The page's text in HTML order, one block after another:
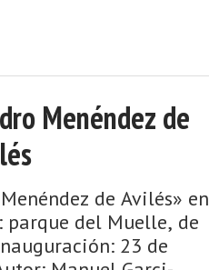
Menéndez de
de Avilés» en
parque del Muelle, de
23 de